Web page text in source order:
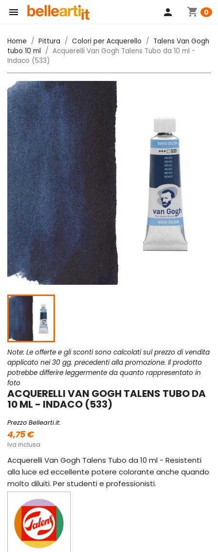
 shopping_cart 0
person
Home Pittura Colori per Acquerello
Talens Van Gogh
tubo 10 ml
Acquerelli Van Gogh Talens Tubo da 10 ml -
Indaco (533)
Note: Le offerte e gli sconti sono calcolati sul prezzo di vendita
applicato nei 30 gg. precedenti alla promozione. Il prodotto
potrebbe differire leggermente da quanto rappresentato in
foto
ACQUERELLI VAN GOGH TALENS TUBO DA
10 ML - INDACO (533)
Prezzo Bellearti.it:
4,75 €
Iva inclusa
Acquerelli Van Gogh Talens Tubo da 10 ml - Resistenti
alla luce ed eccellente potere colorante anche quando
molto diluiti. Per studenti e professionisti.